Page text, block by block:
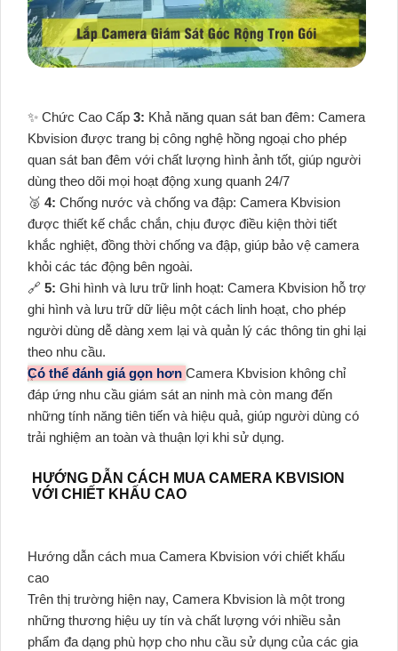
✨ Chức Cao Cấp 3: Khả năng quan sát ban đêm: Camera
Kbvision được trang bị công nghệ hồng ngoại cho phép
quan sát ban đêm với chất lượng hình ảnh tốt, giúp người
dùng theo dõi mọi hoạt động xung quanh 24/7
️🥈 4: Chống nước và chống va đập: Camera Kbvision
được thiết kế chắc chắn, chịu được điều kiện thời tiết
khắc nghiệt, đồng thời chống va đập, giúp bảo vệ camera
khỏi các tác động bên ngoài.
🔗 5: Ghi hình và lưu trữ linh hoạt: Camera Kbvision hỗ trợ
ghi hình và lưu trữ dữ liệu một cách linh hoạt, cho phép
người dùng dễ dàng xem lại và quản lý các thông tin ghi lại
theo nhu cầu.
Có thể đánh giá gọn hơn Camera Kbvision không chỉ
đáp ứng nhu cầu giám sát an ninh mà còn mang đến
những tính năng tiên tiến và hiệu quả, giúp người dùng có
trải nghiệm an toàn và thuận lợi khi sử dụng.
HƯỚNG DẪN CÁCH MUA CAMERA KBVISION
VỚI CHIẾT KHẤU CAO
Hướng dẫn cách mua Camera Kbvision với chiết khấu
cao
Trên thị trường hiện nay, Camera Kbvision là một trong
những thương hiệu uy tín và chất lượng với nhiều sản
phẩm đa dạng phù hợp cho nhu cầu sử dụng của các gia